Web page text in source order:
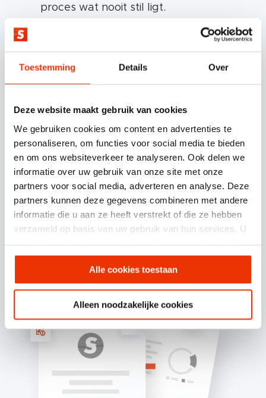
Toestemming Details Over
Deze website maakt gebruik van cookies
We gebruiken cookies om content en advertenties te
personaliseren, om functies voor social media te bieden
en om ons websiteverkeer te analyseren. Ook delen we
informatie over uw gebruik van onze site met onze
partners voor social media, adverteren en analyse. Deze
partners kunnen deze gegevens combineren met andere
informatie die u aan ze heeft verstrekt of die ze hebben
verzameld op basis van uw gebruik van hun services. U
gebruiken.
Alle cookies toestaan
Alleen noodzakelijke cookies
proces wat nooit stil ligt.
7. Rapporteren
Elke maand rapporteren we aan je met
je altijd real time kunt inzien. Wat hebben
we gedaan? Wat zijn de resultaten?
Liggen we op koers met de doelstelling?
Maar ook actiepunten worden
besproken. Waar ligt onze focus deze